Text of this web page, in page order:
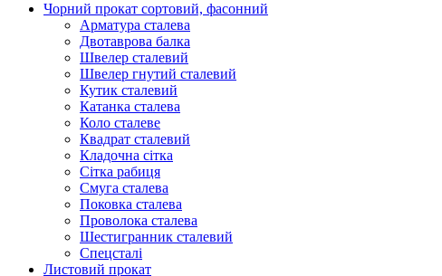
Чорний прокат сортовий, фасонний
Арматура сталева
Двотаврова балка
Швелер сталевий
Швелер гнутий сталевий
Кутик сталевий
Катанка сталева
Коло сталеве
Квадрат сталевий
Кладочна сітка
Сітка рабиця
Смуга сталева
Поковка сталева
Проволока сталева
Шестигранник сталевий
Спецсталі
Листовий прокат